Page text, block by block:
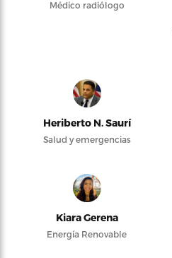
Médico radiólogo
Heriberto N. Saurí
Salud y emergencias
Kiara Gerena
Energía Renovable